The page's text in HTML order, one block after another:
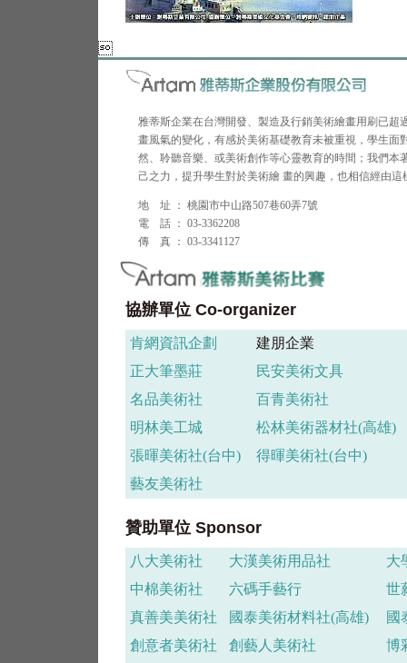

雅蒂斯企業在台灣開發、製造及行銷美術繪畫用刷已超
畫風氣的變化，有感於美術基礎教育未被重視，學生面
然、聆聽音樂、或美術創作等心靈教育的時間；我們本
己之力，提升學生對於美術繪 畫的興趣，也相信經由
地 址 ： 桃園市中山路507巷60弄7號
電 話 ： 03-3362208
傳 真 ： 03-3341127
協辦單位 Co-organizer
肯網資訊企劃
建朋企業
正大筆墨莊
民安美術文具
名品美術社
百青美術社
明林美工城
松林美術器材社(高雄)
張暉美術社(台中)
得暉美術社(台中)
藝友美術社
贊助單位 Sponsor
八大美術社 大漢美術用品社
大
中棉美術社
六碼手藝行
世
真善美美術社
國泰美術材料社(高雄)
國
創意者美術社
創藝人美術社 博